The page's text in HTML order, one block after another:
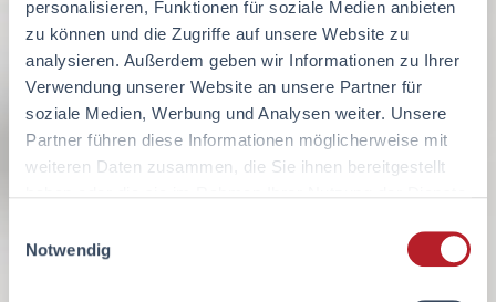
personalisieren, Funktionen für soziale Medien anbieten
zu können und die Zugriffe auf unsere Website zu
analysieren. Außerdem geben wir Informationen zu Ihrer
Verwendung unserer Website an unsere Partner für
soziale Medien, Werbung und Analysen weiter. Unsere
Partner führen diese Informationen möglicherweise mit
weiteren Daten zusammen, die Sie ihnen bereitgestellt
Notwendig